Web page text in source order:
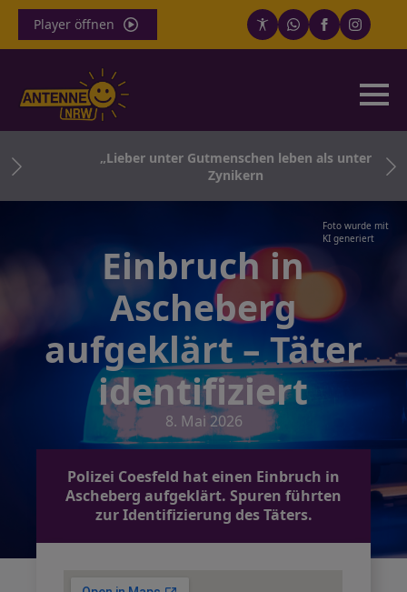
Player öffnen
„Lieber unter Gutmenschen leben als unter
Zynikern
Foto wurde mit
KI generiert
Einbruch in
Ascheberg
aufgeklärt – Täter
identifiziert
8. Mai 2026
Polizei Coesfeld hat einen Einbruch in
Ascheberg aufgeklärt. Spuren führten
zur Identifizierung des Täters.